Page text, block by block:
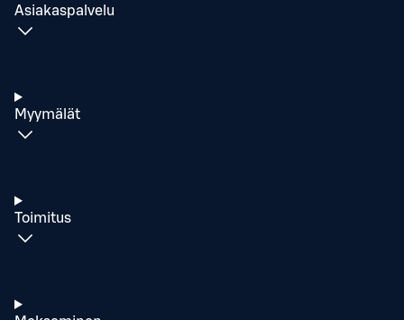
Asiakaspalvelu
Myymälät
Toimitus